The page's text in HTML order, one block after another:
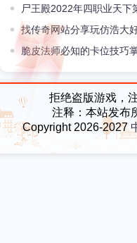
尸王殿2022年四职业天下
玩家估计都不认得
找传奇网站分享玩仿浩大
的主要秘诀
脆皮法师必知的卡位技巧
拒绝盗版游戏，
注释：本站发布
Copyright 2026-2027